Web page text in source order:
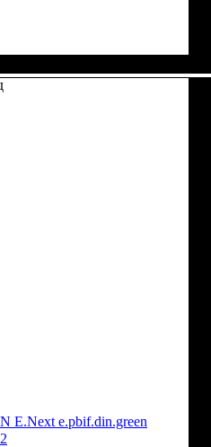
e.pbif.din.green